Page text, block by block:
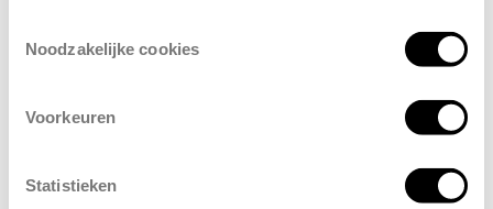
Noodzakelijke cookies
Voorkeuren
Statistieken